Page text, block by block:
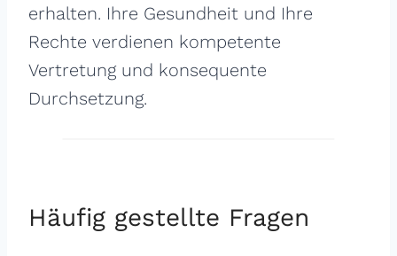
erhalten. Ihre Gesundheit und Ihre
Rechte verdienen kompetente
Vertretung und konsequente
Durchsetzung.
Häufig gestellte Fragen